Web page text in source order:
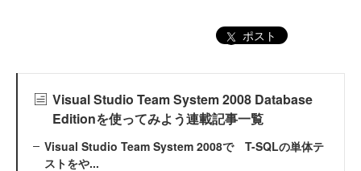
ポスト
Visual Studio Team System 2008 Database
Editionを使ってみよう連載記事一覧
Visual Studio Team System 2008で T-SQLの単体テ
ストをや...